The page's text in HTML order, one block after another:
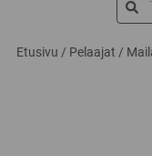
Etusivu / Pelaajat /